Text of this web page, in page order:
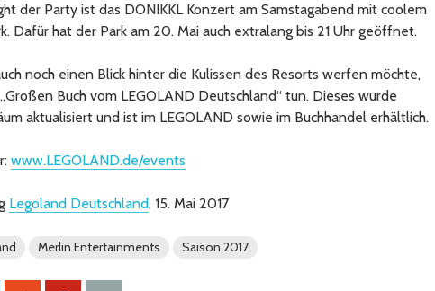
der Party ist das DONIKKL Konzert am Samstagabend mit coolem
Dafür hat der Park am 20. Mai auch extralang bis 21 Uhr geöffnet.
noch einen Blick hinter die Kulissen des Resorts werfen möchte,
Buch vom LEGOLAND Deutschland“ tun. Dieses wurde
aktualisiert und ist im LEGOLAND sowie im Buchhandel erhältlich.
www.LEGOLAND.de/events
Legoland Deutschland, 15. Mai 2017
Merlin Entertainments Saison 2017